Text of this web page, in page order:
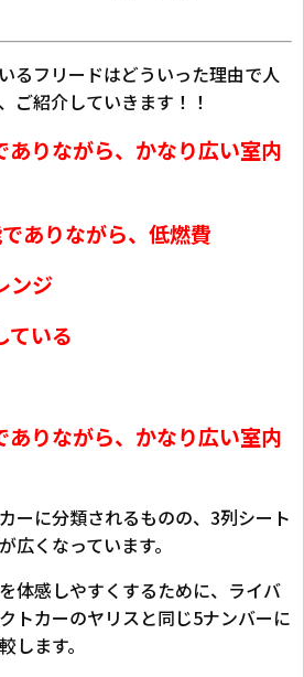
るフリードはどういった理由で人
ご紹介していきます！！
ありながら、かなり広い室内
ありながら、低燃費
ンジ
ている
ありながら、かなり広い室内
ーに分類されるものの、3列シート
広くなっています。
体感しやすくするために、ライバ
トカーのヤリスと同じ5ナンバーに
します。